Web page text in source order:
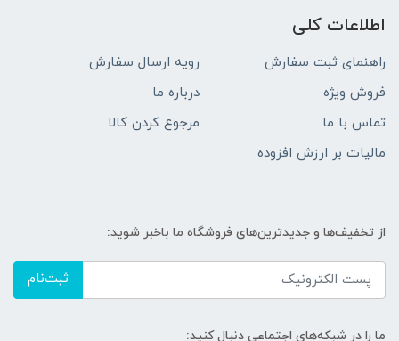
اطلاعات کلی
راهنمای ثبت سفارش
رویه ارسال سفارش
فروش ویژه
درباره ما
تماس با ما
مرجوع کردن کالا
مالیات بر ارزش افزوده
از تخفیف‌ها و جدیدترین‌های فروشگاه ما باخبر شوید:
ثبت‌نام
ما را در شبکه‌های اجتماعی دنبال کنید: